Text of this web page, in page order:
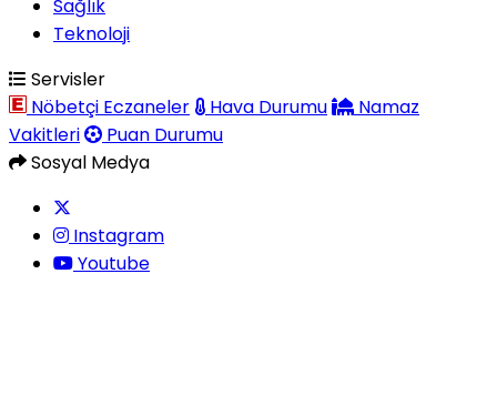
Sağlık
Teknoloji
Servisler
Nöbetçi Eczaneler
Hava Durumu
Namaz
Vakitleri
Puan Durumu
Sosyal Medya
Instagram
Youtube